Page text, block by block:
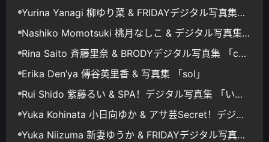
ook 「淡く、ほのかに。」
Yurina Yanagi 柳ゆり菜 & FRIDAYデジタル写真集
「一緒に一泊旅行 Vol.3」
Nashiko Momotsuki 桃月なしこ & デジタル写真集
「静寂に咲く花」
Rina Saito 斉藤里奈 & BRODYデジタル写真集 「co
me on」
Erika Den’ya 傳谷英里香 & 写真集 「sol」
Rui Shido 紫藤るい & SPA！デジタル写真集 「いけ
ない関係」
Yuka Kohinata 小日向ゆか & アサ芸Secret！デジタ
ル写真集 理想のカノジョ メガネっ娘ビキニ
Yuka Niizuma 新妻ゆうか & FRIDAYデジタル写真集